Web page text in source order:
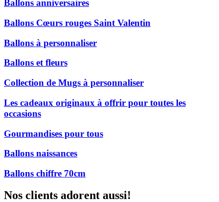
Ballons anniversaires
Ballons Cœurs rouges Saint Valentin
Ballons à personnaliser
Ballons et fleurs
Collection de Mugs à personnaliser
Les cadeaux originaux à offrir pour toutes les
occasions
Gourmandises pour tous
Ballons naissances
Ballons chiffre 70cm
Nos clients adorent aussi!